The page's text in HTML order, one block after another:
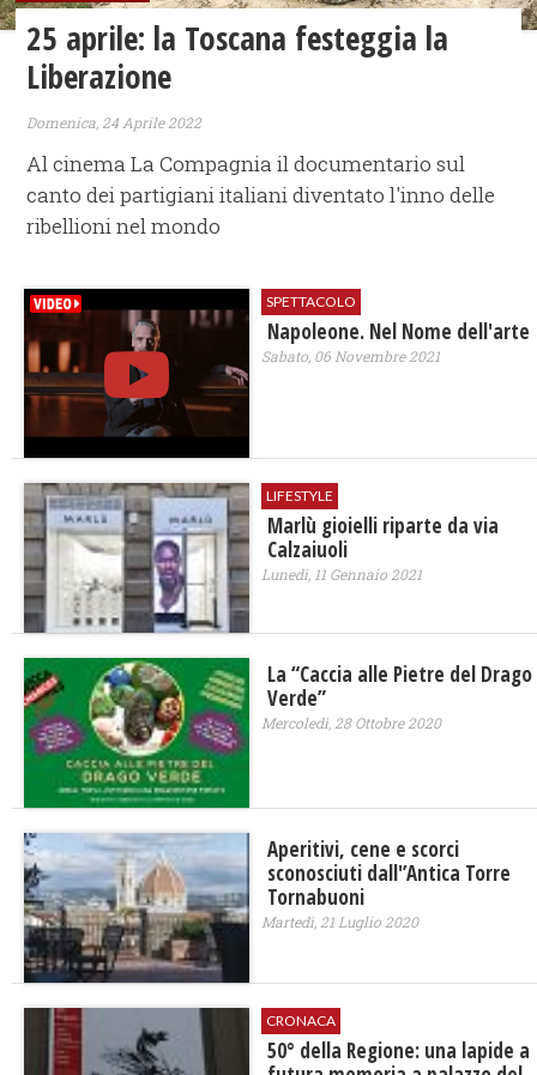
25 aprile: la Toscana festeggia la
Liberazione
Domenica, 24 Aprile 2022
Al cinema La Compagnia il documentario sul
canto dei partigiani italiani diventato l'inno delle
ribellioni nel mondo
SPETTACOLO
Napoleone. Nel Nome dell'arte
Sabato, 06 Novembre 2021
LIFESTYLE
Marlù gioielli riparte da via
Calzaiuoli
Lunedì, 11 Gennaio 2021
La “Caccia alle Pietre del Drago
Verde”
Mercoledì, 28 Ottobre 2020
Aperitivi, cene e scorci
sconosciuti dall'’Antica Torre
Tornabuoni
Martedì, 21 Luglio 2020
CRONACA
50° della Regione: una lapide a